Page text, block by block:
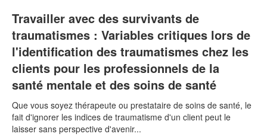
Travailler avec des survivants de
traumatismes : Variables critiques lors de
l'identification des traumatismes chez les
clients pour les professionnels de la
santé mentale et des soins de santé
Que vous soyez thérapeute ou prestataire de soins de santé, le
fait d'ignorer les indices de traumatisme d'un client peut le
laisser sans perspective d'avenir...